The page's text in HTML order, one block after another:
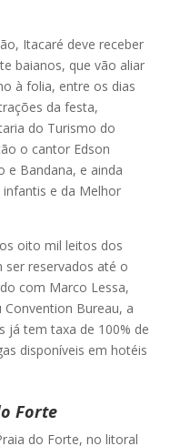
Itacaré deve receber
baianos, que vão aliar
à folia, entre os dias
da festa,
do Turismo do
o cantor Edson
e Bandana, e ainda
e da Melhor
oito mil leitos dos
ser reservados até o
com Marco Lessa,
Bureau, a
já tem taxa de 100% de
disponíveis em hotéis
Forte
do Forte, no litoral